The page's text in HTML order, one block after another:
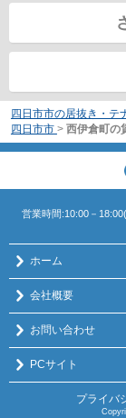
四日市市の居抜き・テ
四日市市 > 西伊倉町の
営業時間:10:00－
ホーム
会社概要
お問い合わせ
PCサイト
プライバ